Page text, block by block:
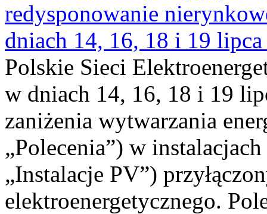
redysponowanie
dniach 14, 16, 18 i 19
Polskie Sieci
w dniach 14, 16, 18 i 19
zaniżenia wytwarzania
„Polecenia”) w
„Instalacje PV”)
elektroenergetycznego.